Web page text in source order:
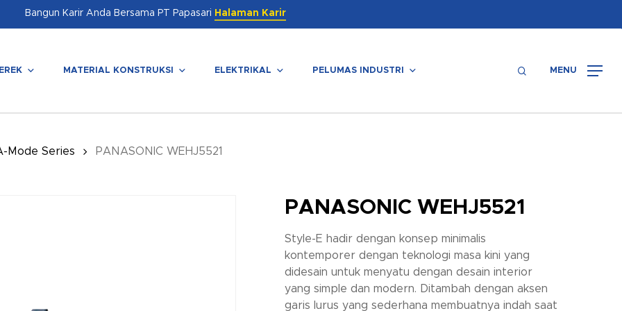
Bangun Karir Anda Bersama PT Papasari Halaman Karir
MATERIAL KONSTRUKSI ELEKTRIKAL PELUMAS INDUSTRI searchMENU
Mode Series PANASONIC WEHJ5521
PANASONIC WEHJ5521
Style-E hadir dengan konsep minimalis
kontemporer dengan teknologi masa kini yang
didesain untuk menyatu dengan desain interior
yang simple dan modern. Ditambah dengan aksen
garis lurus yang sederhana membuatnya indah saat